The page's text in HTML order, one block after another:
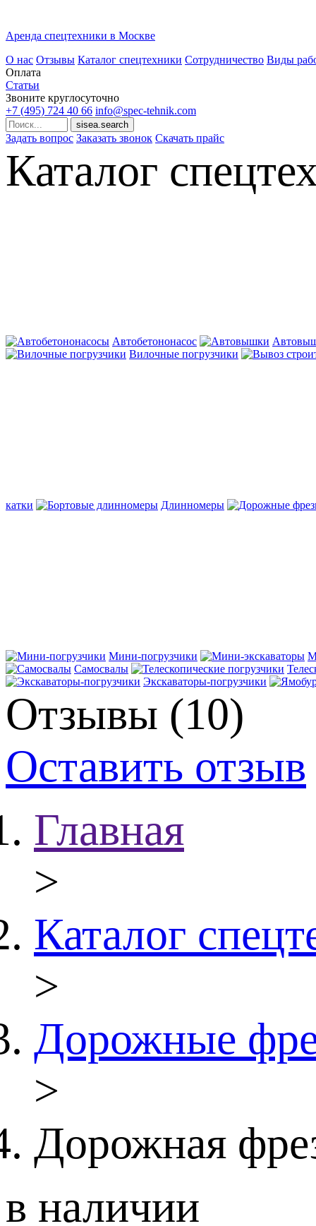
Аренда спецтехники в Москве
О нас Отзывы Каталог спецтехники Сотрудничество Виды
Оплата
Статьи
Звоните круглосуточно
+7 (495) 724 40 66 info@spec-tehnik.com
Задать вопрос Заказать звонок Скачать прайс
Каталог
Автобетононасос
Вилочные погрузчики
катки Длинномеры
Мини-погрузчики
Самосвалы
Экскаваторы-погрузчики
Отзывы (10)
Оставить отзыв
Главная
>
Каталог
>
Дорожные
>
Дорожная
в наличии